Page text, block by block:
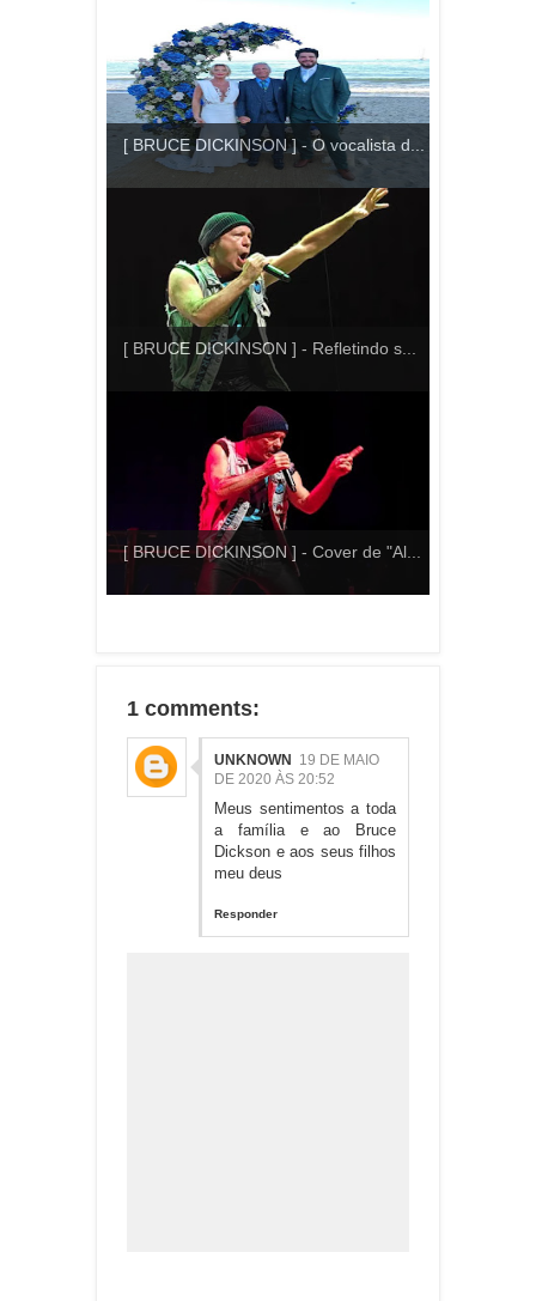
[ BRUCE DICKINSON ] - O vocalista d...
[ BRUCE DICKINSON ] - Refletindo s...
[ BRUCE DICKINSON ] - Cover de "Al...
1 comments:
UNKNOWN 19 DE MAIO
DE 2020 ÀS 20:52
Meus sentimentos a toda
a família e ao Bruce
Dickson e aos seus filhos
meu deus
Responder